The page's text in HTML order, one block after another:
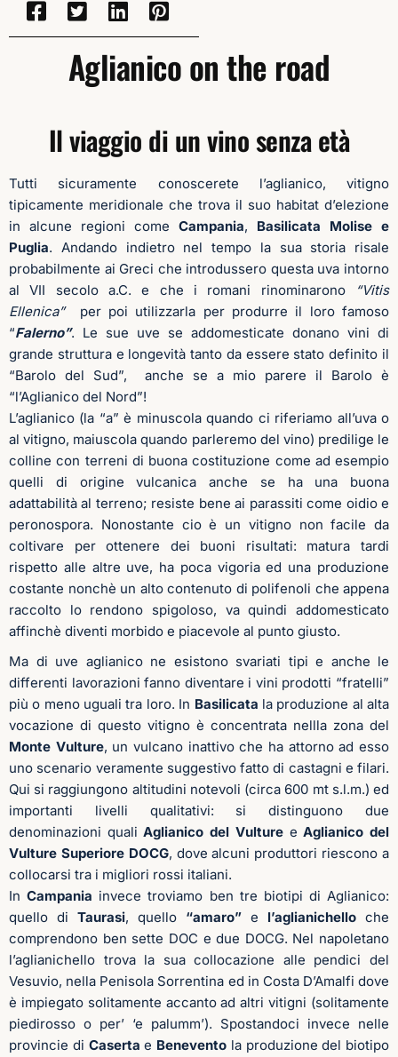
Aglianico on the road
Il viaggio di un vino senza età
Tutti sicuramente conoscerete l’aglianico, vitigno
tipicamente meridionale che trova il suo habitat d’elezione
in alcune regioni come Campania, Basilicata Molise e
Puglia. Andando indietro nel tempo la sua storia risale
probabilmente ai Greci che introdussero questa uva intorno
al VII secolo a.C. e che i romani rinominarono
“Vitis
Ellenica”
per poi utilizzarla per produrre il loro famoso
“Falerno”. Le sue uve se addomesticate donano vini di
grande struttura e longevità tanto da essere stato definito il
“Barolo del Sud”, anche se a mio parere il Barolo è
“l’Aglianico del Nord”!
L’aglianico (la “a” è minuscola quando ci riferiamo all’uva o
al vitigno, maiuscola quando parleremo del vino) predilige le
colline con terreni di buona costituzione come ad esempio
quelli di origine vulcanica anche se ha una buona
adattabilità al terreno; resiste bene ai parassiti come oidio e
peronospora. Nonostante cio è un vitigno non facile da
coltivare per ottenere dei buoni risultati: matura tardi
rispetto alle altre uve, ha poca vigoria ed una produzione
costante nonchè un alto contenuto di polifenoli che appena
raccolto lo rendono spigoloso, va quindi addomesticato
affinchè diventi morbido e piacevole al punto giusto.
Ma di uve aglianico ne esistono svariati tipi e anche le
differenti lavorazioni fanno diventare i vini prodotti “fratelli”
più o meno uguali tra loro. In Basilicata la produzione al alta
vocazione di questo vitigno è concentrata nellla zona del
Monte Vulture, un vulcano inattivo che ha attorno ad esso
uno scenario veramente suggestivo fatto di castagni e filari.
Qui si raggiungono altitudini notevoli (circa 600 mt s.l.m.) ed
importanti livelli qualitativi: si distinguono due
denominazioni qualiAglianico del VultureeAglianico del
Vulture Superiore DOCG, dove alcuni produttori riescono a
collocarsi tra i migliori rossi italiani.
InCampania invece troviamo ben tre biotipi di Aglianico:
quello di Taurasi, quello “amaro” e l’aglianichello che
comprendono ben sette DOC e due DOCG. Nel napoletano
l’aglianichello trova la sua collocazione alle pendici del
Vesuvio, nella Penisola Sorrentina ed in Costa D’Amalfi dove
è impiegato solitamente accanto ad altri vitigni (solitamente
piedirosso o per’ ‘e palumm’). Spostandoci invece nelle
provincie di Caserta e Benevento la produzione del biotipo